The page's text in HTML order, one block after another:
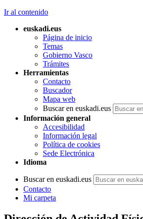
Ir al contenido
euskadi.eus
Página de inicio
Temas
Gobierno Vasco
Trámites
Herramientas
Contacto
Buscador
Mapa web
Buscar en euskadi.eus
Información general
Accesibilidad
Información legal
Política de cookies
Sede Electrónica
Idioma
Buscar en euskadi.eus
Contacto
Mi carpeta